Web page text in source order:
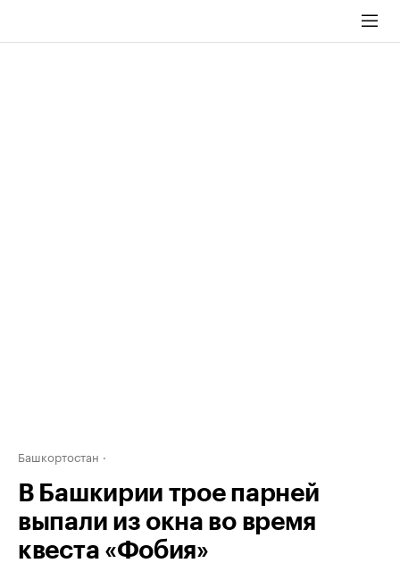
Башкортостан
В Башкирии трое парней
выпали из окна во время
квеста «Фобия»